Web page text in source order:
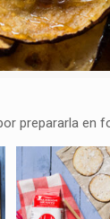
prepararla en